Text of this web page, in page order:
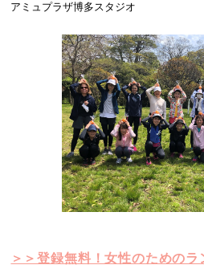
アミュプラザ博多スタジオ
＞＞登録無料！女性のための